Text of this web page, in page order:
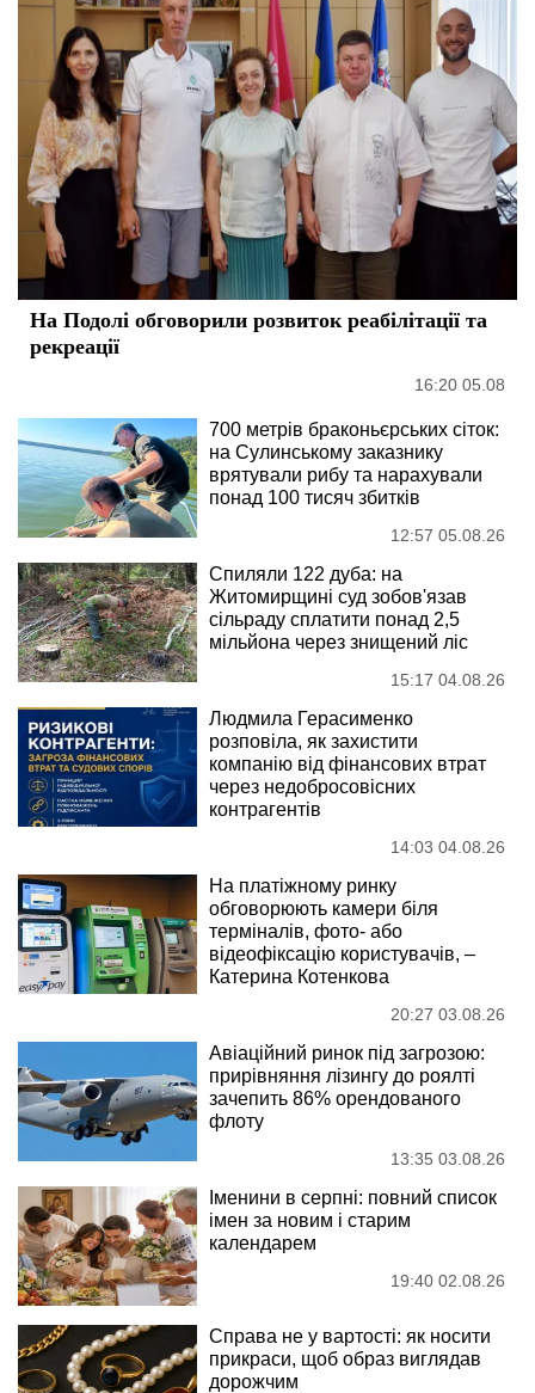
На Подолі обговорили розвиток реабілітації та
рекреації
16:20 05.08
700 метрів браконьєрських сіток:
на Сулинському заказнику
врятували рибу та нарахували
понад 100 тисяч збитків
12:57 05.08.26
Спиляли 122 дуба: на
Житомирщині суд зобов'язав
сільраду сплатити понад 2,5
мільйона через знищений ліс
15:17 04.08.26
Людмила Герасименко
розповіла, як захистити
компанію від фінансових втрат
через недобросовісних
контрагентів
14:03 04.08.26
На платіжному ринку
обговорюють камери біля
терміналів, фото- або
відеофіксацію користувачів, –
Катерина Котенкова
20:27 03.08.26
Авіаційний ринок під загрозою:
прирівняння лізингу до роялті
зачепить 86% орендованого
флоту
13:35 03.08.26
Іменини в серпні: повний список
імен за новим і старим
календарем
19:40 02.08.26
Справа не у вартості: як носити
прикраси, щоб образ виглядав
дорожчим